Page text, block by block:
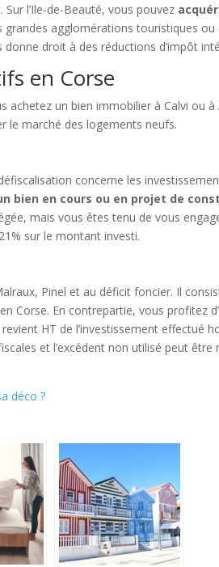
Sur l’Ile-de-Beauté, vous pouvez
grandes agglomérations touristiques ou
droit à des réductions d’impôt
en Corse
achetez un bien immobilier à Calvi ou à
le marché des logements neufs.
concerne les
bien en cours ou en projet de
mais vous êtes tenu de vous
sur le montant investi.
Pinel et au déficit foncier. Il
Corse. En contrepartie, vous profitez
revient HT de l’investissement effectué
et l’excédent non utilisé peut être
déco ?